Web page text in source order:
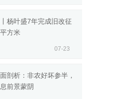
杨叶盛7年完成旧改征
方米
07-23
剖析：非农好坏参半，
前景蒙阴